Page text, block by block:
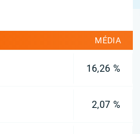
MÉDIA
16,26 %
2,07 %